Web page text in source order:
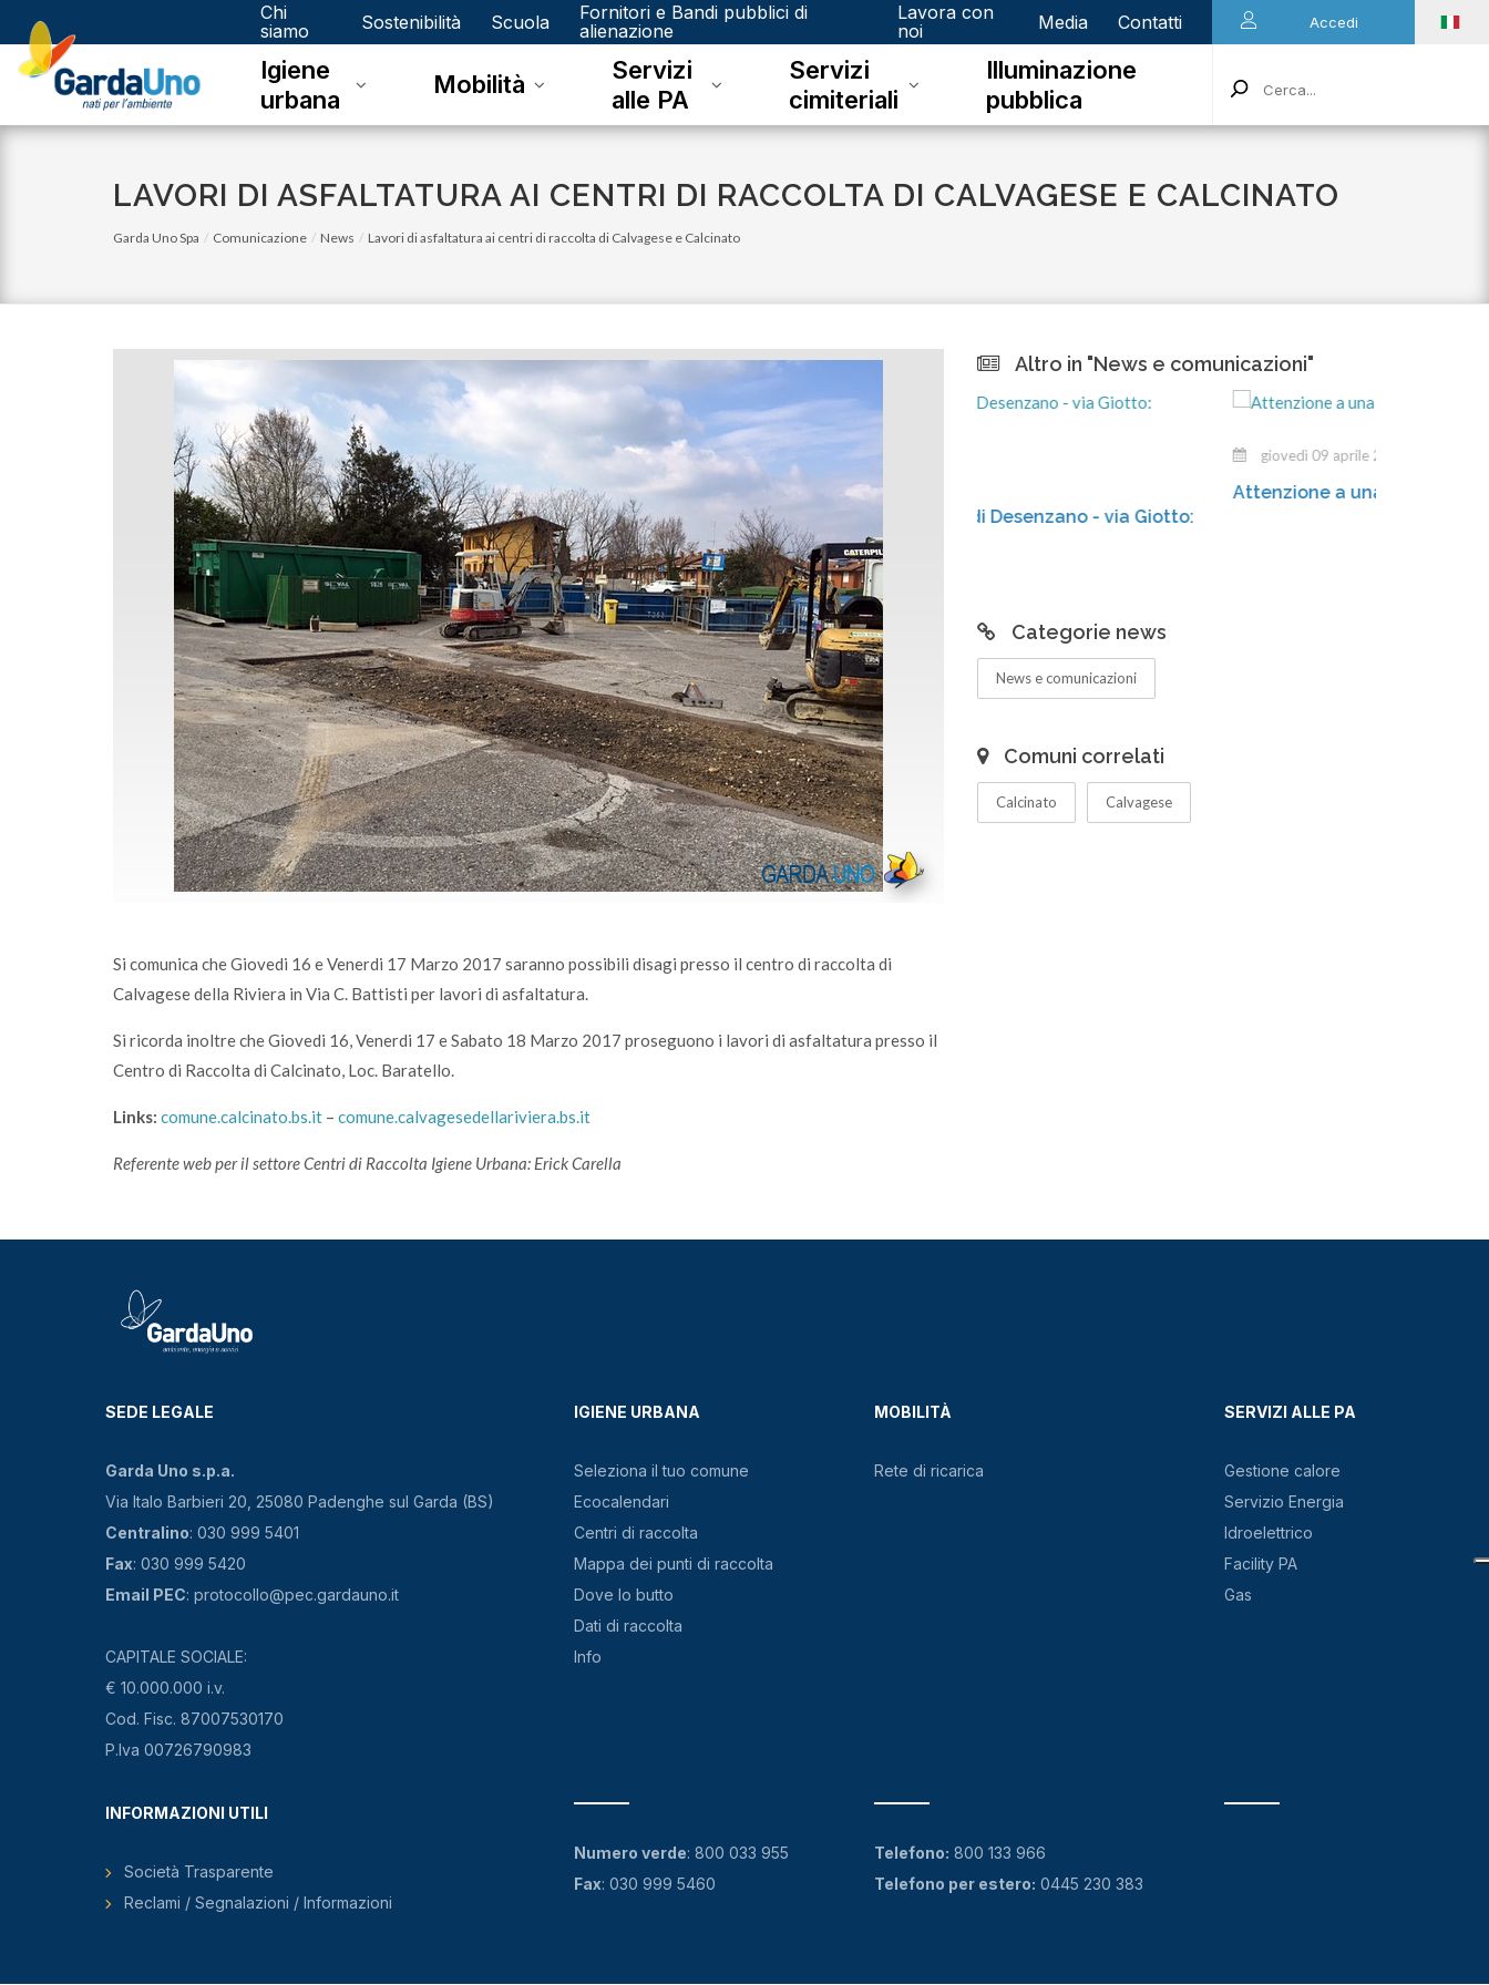
Gardauno
Spa
Chi
siamo
Sostenibilità Scuola
Fornitori e Bandi pubblici di
alienazione
Lavora con
noi
Media Contatti Accedi
Igiene
urbana
Mobilità
Servizi
alle PA
Servizi
cimiteriali
Illuminazione
pubblica
LAVORI DI ASFALTATURA AI CENTRI DI RACCOLTA DI CALVAGESE E CALCINATO
Garda Uno Spa Comunicazione News Lavori di asfaltatura ai centri di raccolta di Calvagese e Calcinato
Si comunica che Giovedi 16 e Venerdi 17 Marzo 2017 saranno possibili disagi presso il centro di raccolta di
Calvagese della Riviera in Via C. Battisti per lavori di asfaltatura.
Si ricorda inoltre che Giovedi 16, Venerdi 17 e Sabato 18 Marzo 2017 proseguono i lavori di asfaltatura presso il
Centro di Raccolta di Calcinato, Loc. Baratello.
Links: comune.calcinato.bs.it – comune.calvagesedellariviera.bs.it
Referente web per il settore Centri di Raccolta Igiene Urbana: Erick Carella
Altro in "News e comunicazioni"
lunedì 05 gennaio 2026
Sono online gli ecocalendari 2026: scaricali e
fai la differenza, ogni giorno
lunedì 08 giugno 2026
Centro di Raccolta di Desenzano - via Giotto:
chiusura per lavori
giovedì 09 aprile 2026
Attenzione a una truffa in atto!
Categorie news
News e comunicazioni
Comuni correlati
Calcinato Calvagese
SEDE LEGALE
Garda Uno s.p.a.
Via Italo Barbieri 20, 25080 Padenghe sul Garda (BS)
Centralino: 030 999 5401
Fax: 030 999 5420
Email PEC: protocollo@pec.gardauno.it
CAPITALE SOCIALE:
€ 10.000.000 i.v.
Cod. Fisc. 87007530170
P.Iva 00726790983
IGIENE URBANA
Seleziona il tuo comune
Ecocalendari
Centri di raccolta
Mappa dei punti di raccolta
Dove lo butto
Dati di raccolta
Info
MOBILITÀ
Rete di ricarica
SERVIZI ALLE PA
Gestione calore
Servizio Energia
Idroelettrico
Facility PA
Gas
INFORMAZIONI UTILI
Società Trasparente
Reclami / Segnalazioni / Informazioni
Numero verde:800 033 955
Fax: 030 999 5460
Telefono: 800 133 966
Telefono per estero: 0445 230 383